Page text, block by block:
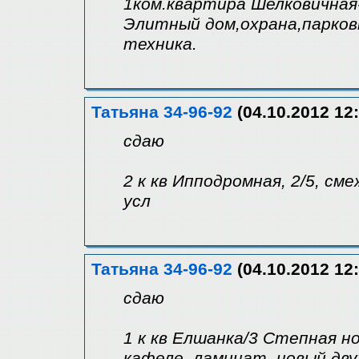
1ком.квартира
Элитный
техника.
Татьяна 34-96-92 (04.10.2012
сдаю
2 к кв Ипподромная, 2/5,
усл
Татьяна 34-96-92 (04.10.2012
сдаю
1 к кв Елшанка/3 Степная